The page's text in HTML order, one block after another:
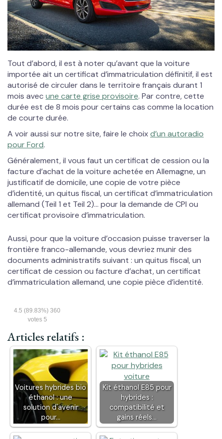
Tout d’abord, il est à noter qu’avant que la voiture
importée ait un certificat d’immatriculation définitif, il est
autorisé de circuler dans le territoire français durant 1
mois avec une carte grise provisoire. Par contre, cette
durée est de 8 mois pour certains cas comme la location
de courte durée.
A voir aussi sur notre site, faire le choixd’un autoradio
pour Ford.
Généralement, il vous faut un certificat de cession ou la
facture d’achat de la voiture achetée en Allemagne, un
justificatif de domicile, une copie de votre pièce
d’identité, un quitus fiscal, un certificat d’immatriculation
allemand (Teil 1 et Teil 2)… pour la demande de CPI ou
certificat provisoire d’immatriculation.
Aussi, pour que la voiture d’occasion puisse traverser la
frontière franco-allemande, vous devriez munir des
documents administratifs suivant : un quitus fiscal, un
certificat de cession ou facture d’achat, un certificat
d’immatriculation allemand, une copie pièce d’identité.
4.5 (89.83%) 360
votes 5
Articles relatifs :
Voitures hybrides bio
éthanol : une
solution d'avenir
pour…
Kit éthanol E85 pour
hybrides :
compatibilité et
gains réels…